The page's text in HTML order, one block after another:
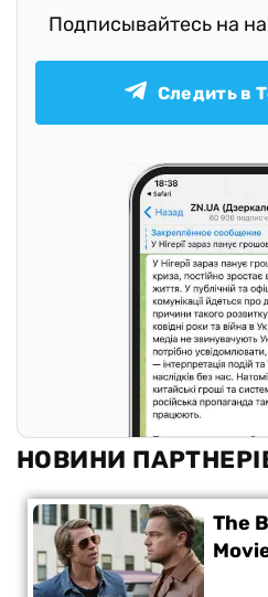
Подписывайтесь на
Следить в